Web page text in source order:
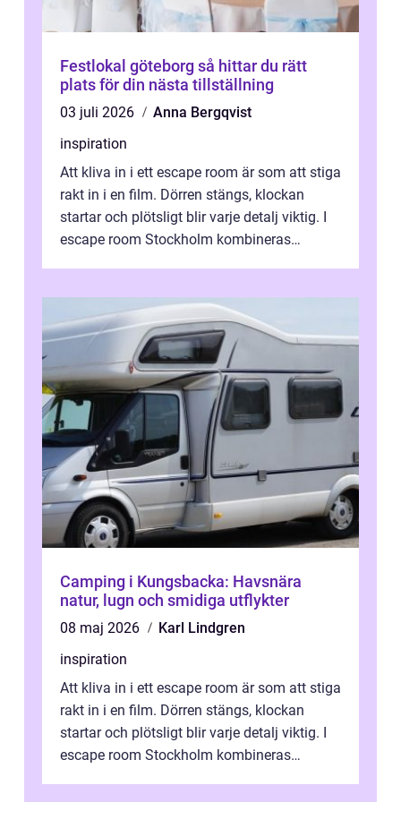
Festlokal göteborg så hittar du rätt
plats för din nästa tillställning
03 juli 2026
Anna Bergqvist
inspiration
Att kliva in i ett escape room är som att stiga
rakt in i en film. Dörren stängs, klockan
startar och plötsligt blir varje detalj viktig. I
escape room Stockholm kombineras
Camping i Kungsbacka: Havsnära
natur, lugn och smidiga utflykter
08 maj 2026
Karl Lindgren
inspiration
Att kliva in i ett escape room är som att stiga
rakt in i en film. Dörren stängs, klockan
startar och plötsligt blir varje detalj viktig. I
escape room Stockholm kombineras